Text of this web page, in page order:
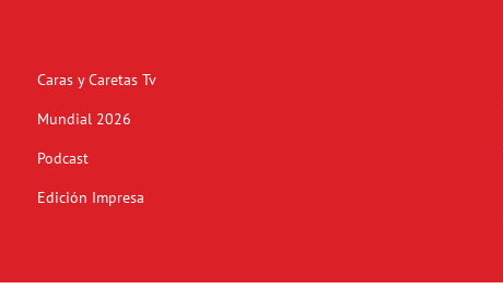
Caras y Caretas Tv
Mundial 2026
Podcast
Edición Impresa